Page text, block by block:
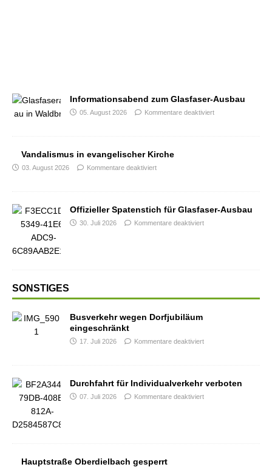
Informationsabend zum Glasfaser-Ausbau
05. August 2026 Kommentare deaktiviert
Vandalismus in evangelischer Kirche
03. August 2026 Kommentare deaktiviert
Offizieller Spatenstich für Glasfaser-Ausbau
30. Juli 2026 Kommentare deaktiviert
SONSTIGES
Busverkehr wegen Dorfjubiläum
eingeschränkt
17. Juli 2026 Kommentare deaktiviert
Durchfahrt für Individualverkehr verboten
07. Juli 2026 Kommentare deaktiviert
Hauptstraße Oberdielbach gesperrt